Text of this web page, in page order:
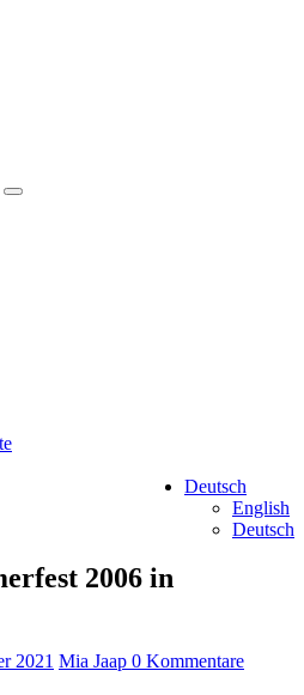
Deutsch
English
Deutsch
2006 in
2021 Mia Jaap 0 Kommentare